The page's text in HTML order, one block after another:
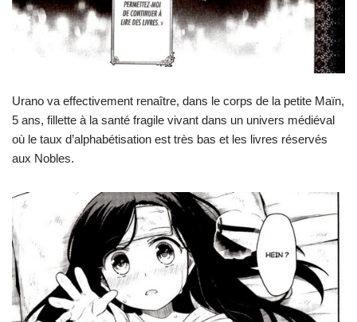
Urano va effectivement renaître, dans le corps de la petite Maïn,
5 ans, fillette à la santé fragile vivant dans un univers médiéval
où le taux d’alphabétisation est très bas et les livres réservés
aux Nobles.